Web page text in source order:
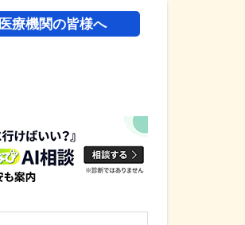
医療機関の皆様へ